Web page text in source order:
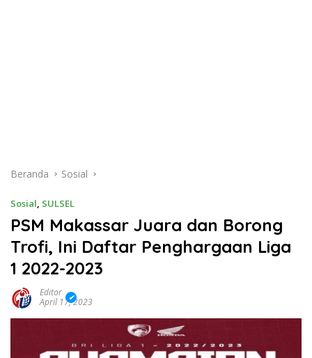
Beranda Sosial
Sosial, SULSEL
PSM Makassar Juara dan Borong
Trofi, Ini Daftar Penghargaan Liga
1 2022-2023
Editor
April 17, 2023